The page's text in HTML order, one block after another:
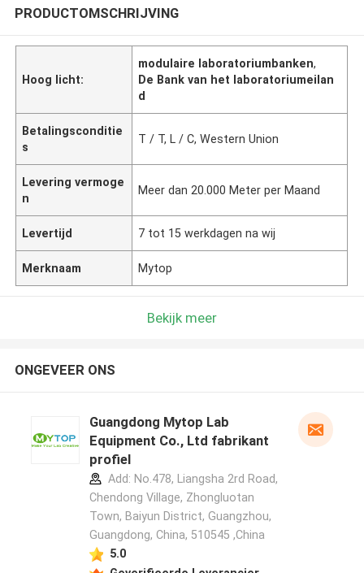
PRODUCTOMSCHRIJVING
Hoog licht:
modulaire laboratoriumbanken,
De Bank van het laboratoriumeilan
d
Betalingsconditie
s
T / T, L / C, Western Union
Levering vermoge
n
Meer dan 20.000 Meter per Maand
Levertijd 7 tot 15 werkdagen na wij
Merknaam Mytop
Bekijk meer
ONGEVEER ONS
Guangdong Mytop Lab
Equipment Co., Ltd fabrikant
profiel
Add: No.478, Liangsha 2rd Road,
Chendong Village, Zhongluotan
Town, Baiyun District, Guangzhou,
Guangdong, China, 510545 ,China
5.0